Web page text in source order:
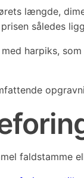
længde,
således
harpiks,